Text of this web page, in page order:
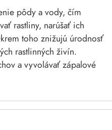
pôdy a vody, čím
rastliny, narúšať ich
toho znižujú úrodnosť
rastlinných živín.
a vyvolávať zápalové